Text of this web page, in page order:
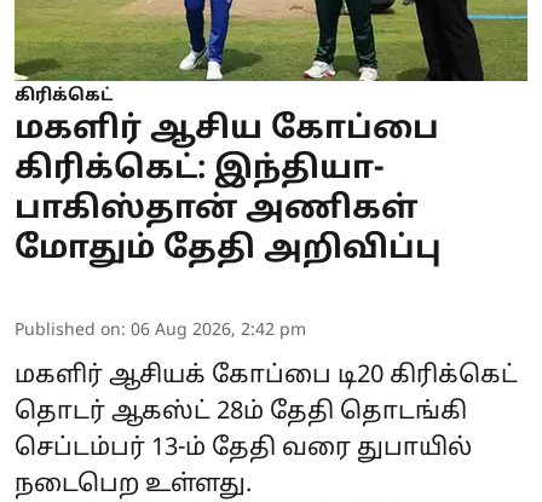
கிரிக்கெட்
மகளிர் ஆசிய கோப்பை
கிரிக்கெட்: இந்தியா-
பாகிஸ்தான் அணிகள்
மோதும் தேதி அறிவிப்பு
Published on: 06 Aug 2026, 2:42 pm
மகளிர் ஆசியக் கோப்பை டி20 கிரிக்கெட்
தொடர் ஆகஸ்ட் 28ம் தேதி தொடங்கி
செப்டம்பர் 13-ம் தேதி வரை துபாயில்
நடைபெற உள்ளது.